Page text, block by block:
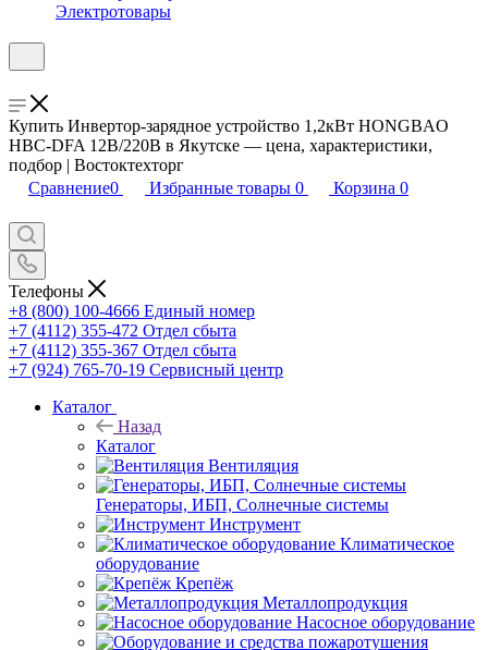
Электротовары
Купить Инвертор-зарядное устройство 1,2кВт HONGBAO
HBC-DFA 12В/220В в Якутске — цена, характеристики,
подбор | Востоктехторг
Сравнение0 Избранные товары 0 Корзина 0
Телефоны
+8 (800) 100-4666 Единый номер
+7 (4112) 355-472 Отдел сбыта
+7 (4112) 355-367 Отдел сбыта
+7 (924) 765-70-19 Сервисный центр
Каталог
Назад
Каталог
Вентиляция
Генераторы, ИБП, Солнечные системы
Инструмент
Климатическое
оборудование
Крепёж
Металлопродукция
Насосное оборудование